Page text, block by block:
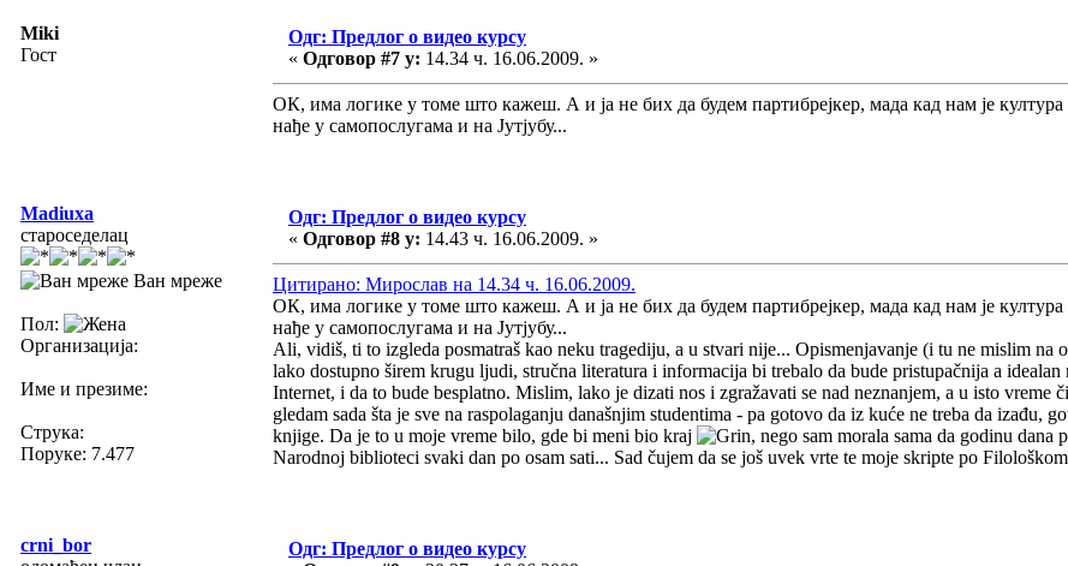
Miki
Гост
Одг: Предлог о видео курсу
« Одговор #7 у: 14.34 ч. 16.06.2009. »
ОК, има логике у томе што кажеш. А и ја не бих да будем партибрејкер, мада кад нам је
нађе у самопослугама и на Јутјубу...
Madiuxa
староседелац
Ван мреже
Пол:
Организација:
Име и презиме:
Струка:
Поруке: 7.477
Одг: Предлог о видео курсу
« Одговор #8 у: 14.43 ч. 16.06.2009. »
Цитирано: Мирослав на 14.34 ч. 16.06.2009.
ОК, има логике у томе што кажеш. А и ја не бих да будем партибрејкер, мада кад нам је
нађе у самопослугама и на Јутјубу...
Ali, vidiš, ti to izgleda posmatraš kao neku tragediju, a u stvari nije... Opismenjavanje (i tu ne mislim na
lako dostupno širem krugu ljudi, stručna literatura i informacija bi trebalo da bude pristupačnija a
Internet, i da to bude besplatno. Mislim, lako je dizati nos i zgražavati se nad neznanjem, a u isto vreme
gledam sada šta je sve na raspolaganju današnjim studentima - pa gotovo da iz kuće ne treba da
knjige. Da je to u moje vreme bilo, gde bi meni bio kraj
, nego sam morala sama da godinu dana
Narodnoj biblioteci svaki dan po osam sati... Sad čujem da se još uvek vrte te moje skripte po
crni_bor
Одг: Предлог о видео курсу